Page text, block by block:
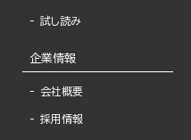
試し読み
企業情報
会社概要
採用情報